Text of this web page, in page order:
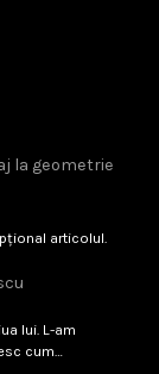
la geometrie
articolul.
lui. L-am
cum…